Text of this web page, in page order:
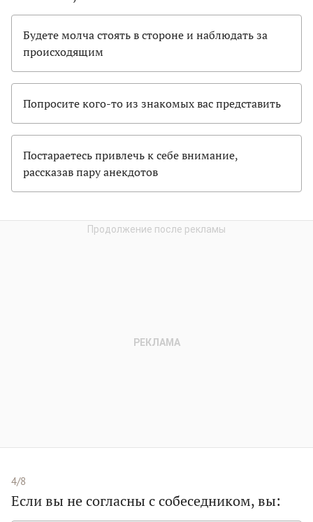
Будете молча стоять в стороне и наблюдать за
происходящим
Попросите кого-то из знакомых вас представить
Постараетесь привлечь к себе внимание,
рассказав пару анекдотов
4/8
Если вы не согласны с собеседником, вы: